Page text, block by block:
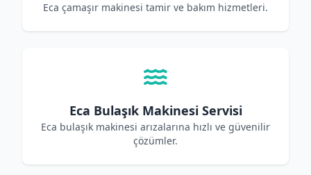
Eca çamaşır makinesi tamir ve bakım hizmetleri.
Eca Bulaşık Makinesi Servisi
Eca bulaşık makinesi arızalarına hızlı ve güvenilir
çözümler.